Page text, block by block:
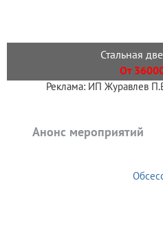
Стальная
От
Реклама: ИП Журавлев
Анонс мероприятий